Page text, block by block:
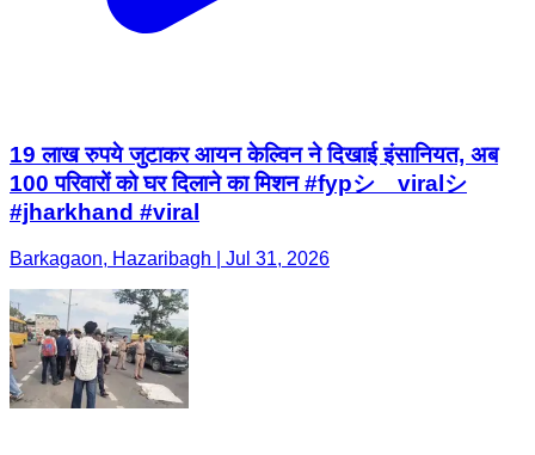
19 लाख रुपये जुटाकर आयन केल्विन ने दिखाई इंसानियत, अब
100 परिवारों को घर दिलाने का मिशन #fypシ゚viralシ
#jharkhand #viral
Barkagaon, Hazaribagh | Jul 31, 2026